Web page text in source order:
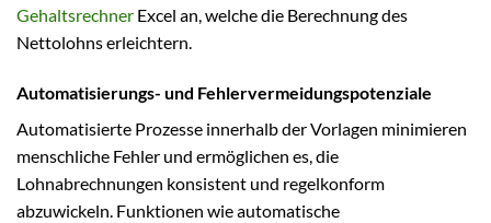
Gehaltsrechner Excel an, welche die Berechnung des
Nettolohns erleichtern.
Automatisierungs- und Fehlervermeidungspotenziale
Automatisierte Prozesse innerhalb der Vorlagen minimieren
menschliche Fehler und ermöglichen es, die
Lohnabrechnungen konsistent und regelkonform
abzuwickeln. Funktionen wie automatische